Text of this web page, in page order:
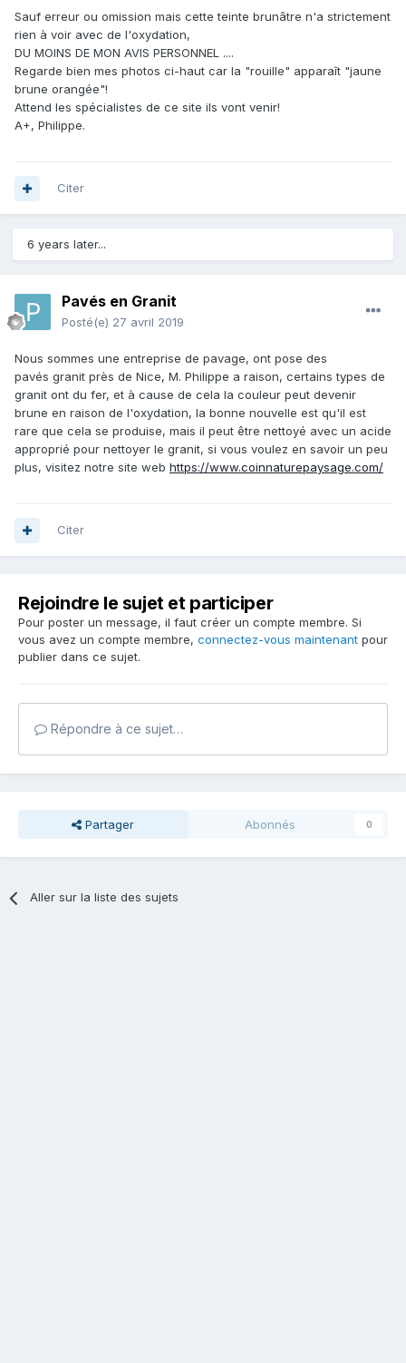
Sauf erreur ou omission mais cette teinte brunâtre n'a strictement
rien à voir avec de l'oxydation,
DU MOINS DE MON AVIS PERSONNEL ....
Regarde bien mes photos ci-haut car la "rouille" apparaît "jaune
brune orangée"!
Attend les spécialistes de ce site ils vont venir!
A+, Philippe.
Citer
6 years later...
Pavés en Granit
Posté(e) 27 avril 2019
Nous sommes une entreprise de pavage, ont pose des
pavés granit près de Nice, M. Philippe a raison, certains types de
granit ont du fer, et à cause de cela la couleur peut devenir
brune en raison de l'oxydation, la bonne nouvelle est qu'il est
rare que cela se produise, mais il peut être nettoyé avec un acide
approprié pour nettoyer le granit, si vous voulez en savoir un peu
plus, visitez notre site web https://www.coinnaturepaysage.com/
Citer
Rejoindre le sujet et participer
Pour poster un message, il faut créer un compte membre. Si
vous avez un compte membre, connectez-vous maintenant pour
publier dans ce sujet.
Répondre à ce sujet…
Partager Abonnés 0
Aller sur la liste des sujets